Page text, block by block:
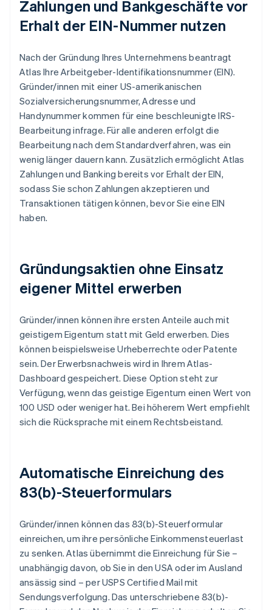
Zahlungen und Bankgeschäfte vor
Erhalt der EIN-Nummer nutzen
Nach der Gründung Ihres Unternehmens beantragt
Atlas Ihre Arbeitgeber-Identifikationsnummer (EIN).
Gründer/innen mit einer US-amerikanischen
Sozialversicherungsnummer, Adresse und
Handynummer kommen für eine beschleunigte IRS-
Bearbeitung infrage. Für alle anderen erfolgt die
Bearbeitung nach dem Standardverfahren, was ein
wenig länger dauern kann. Zusätzlich ermöglicht Atlas
Zahlungen und Banking bereits vor Erhalt der EIN,
sodass Sie schon Zahlungen akzeptieren und
Transaktionen tätigen können, bevor Sie eine EIN
haben.
Gründungsaktien ohne Einsatz
eigener Mittel erwerben
Gründer/innen können ihre ersten Anteile auch mit
geistigem Eigentum statt mit Geld erwerben. Dies
können beispielsweise Urheberrechte oder Patente
sein. Der Erwerbsnachweis wird in Ihrem Atlas-
Dashboard gespeichert. Diese Option steht zur
Verfügung, wenn das geistige Eigentum einen Wert von
100 USD oder weniger hat. Bei höherem Wert empfiehlt
sich die Rücksprache mit einem Rechtsbeistand.
Automatische Einreichung des
83(b)-Steuerformulars
Gründer/innen können das 83(b)-Steuerformular
einreichen, um ihre persönliche Einkommensteuerlast
zu senken. Atlas übernimmt die Einreichung für Sie –
unabhängig davon, ob Sie in den USA oder im Ausland
ansässig sind – per USPS Certified Mail mit
Sendungsverfolgung. Das unterschriebene 83(b)-